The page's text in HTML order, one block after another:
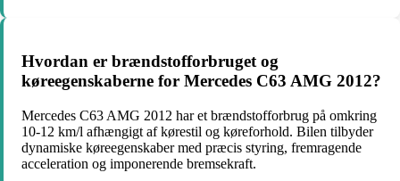
Hvordan er brændstofforbruget og
køreegenskaberne for Mercedes C63 AMG 2012?
Mercedes C63 AMG 2012 har et brændstofforbrug på omkring
10-12 km/l afhængigt af kørestil og køreforhold. Bilen tilbyder
dynamiske køreegenskaber med præcis styring, fremragende
acceleration og imponerende bremsekraft.